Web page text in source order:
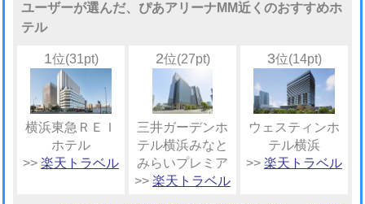
ユーザーが選んだ、ぴあアリーナMM近くのおすすめホ
テル
1位(31pt)
横浜東急ＲＥＩ
ホテル
>> 楽天トラベル
2位(27pt)
三井ガーデンホ
テル横浜みなと
みらいプレミア
>> 楽天トラベル
3位(14pt)
ウェスティンホ
テル横浜
>> 楽天トラベル